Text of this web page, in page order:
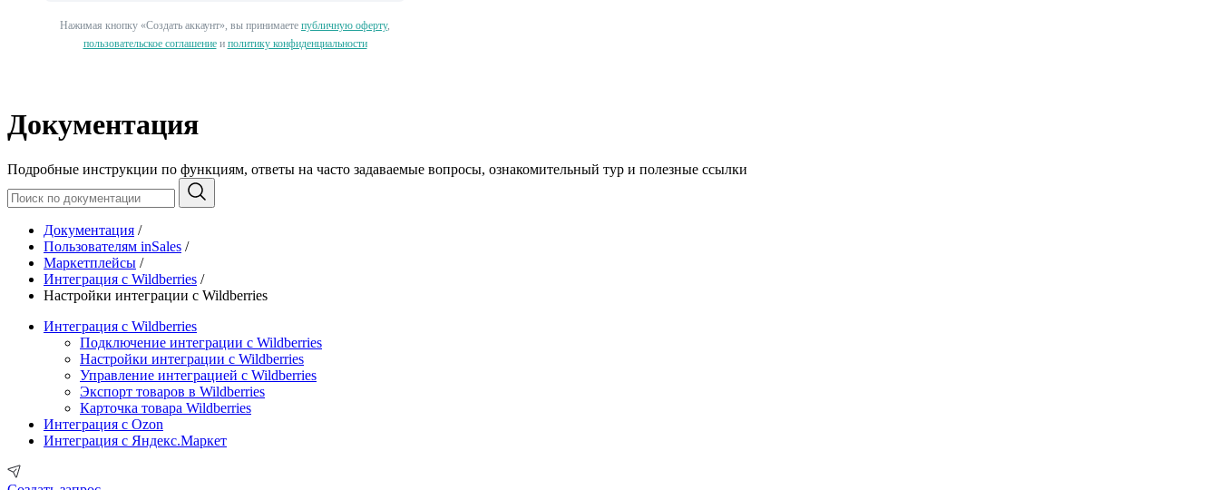
Нажимая кнопку «Создать аккаунт», вы принимаете публичную оферту,
пользовательское соглашениеи политику конфиденциальности
Документация
Подробные инструкции по функциям, ответы на часто задаваемые вопросы, ознакомительный тур и полезные ссылки
Документация /
Пользователям inSales /
Маркетплейсы /
Интеграция с Wildberries /
Настройки интеграции с Wildberries
Интеграция с Wildberries
Подключение интеграции с Wildberries
Настройки интеграции с Wildberries
Управление интеграцией с Wildberries
Экспорт товаров в Wildberries
Карточка товара Wildberries
Интеграция с Ozon
Интеграция с Яндекс.Маркет